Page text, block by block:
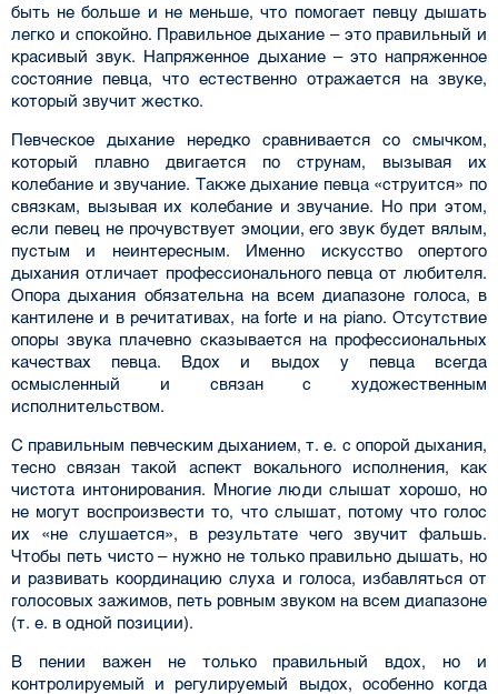
быть не больше и не меньше, что помогает певцу ды­шать
легко и спокойно. Правильное дыхание – это правильный и
красивый звук. Напряжен­ное дыхание – это напряженное
состояние певца, что естественно отражается на звуке,
кото­рый звучит жестко.
Певческое дыхание нередко сравнивается со смычком,
который плавно двигается по стру­нам, вызывая их
колебание и звучание. Также дыхание певца «струится» по
связкам, вызывая их колебание и звучание. Но при этом,
если певец не прочувствует эмоции, его звук будет вя­лым,
пустым и неинтересным. Именно искусство опертого
дыхания отличает профессиональ­ного певца от любителя.
Опора дыхания обязательна на всем диапазоне голоса, в
кантилене и в речитативах, на forte и на piano. Отсутствие
опоры звука плачевно сказывается на професси­ональных
качествах певца. Вдох и выдох у певца всегда
осмысленный и связан с художествен­ным
исполнительством.
C правильным певческим дыханием, т. е. с опорой дыхания,
тесно связан такой аспект во­кального исполнения, как
чистота интонирования. Многие люди слышат хорошо, но
не мо­гут воспроизвести то, что слышат, потому что голос
их «не слушается», в результате чего зву­чит фальшь.
Чтобы петь чисто – нужно не только правильно дышать, но
и развивать коорди­нацию слуха и голоса, избавляться от
голосовых зажимов, петь ровным звуком на всем диапа­зоне
(т. е. в одной позиции).
В пении важен не только правильный вдох, но и
контролируемый и регулируемый выдох, особенно когда